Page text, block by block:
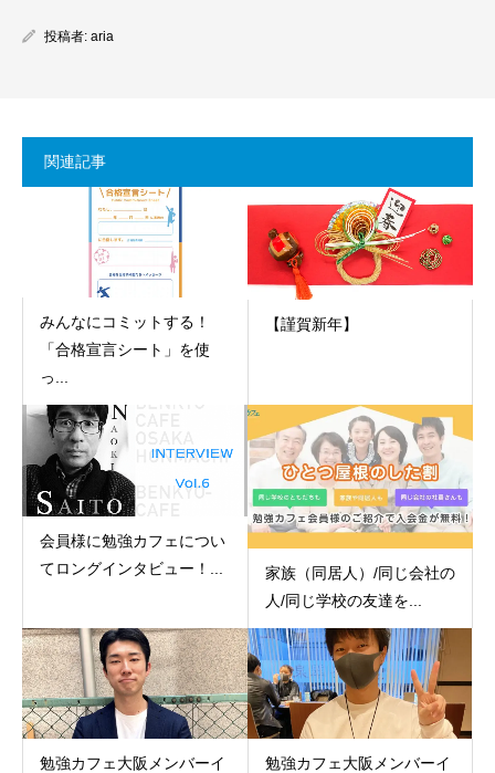
投稿者: aria
関連記事
みんなにコミットする！
「合格宣言シート」を使
っ...
【謹賀新年】
会員様に勉強カフェについ
てロングインタビュー！...
家族（同居人）/同じ会社の
人/同じ学校の友達を...
勉強カフェ大阪メンバーイ
勉強カフェ大阪メンバーイ